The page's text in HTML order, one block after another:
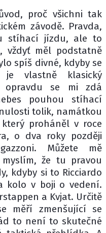
proč všichni tak
závodě. Pravda,
stíhací jízdu, ale to
vždyť měl podstatně
spíš divné, kdyby se
je vlastně klasický
opravdu se mi zdá
pouhou stíhací
tolik, namátkou
proháněl v roce
o dva roky později
Můžete mě
že tu pravou
kdyby si to Ricciardo
kolo v boji o vedení.
a Kvjat. Určitě
měří zmenšující se
to není to skutečné